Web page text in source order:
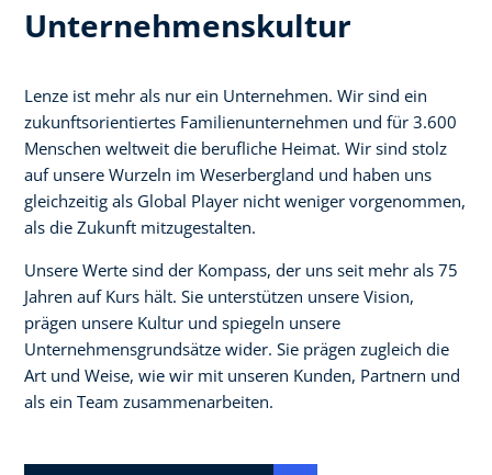
Unternehmenskultur
Lenze ist mehr als nur ein Unternehmen. Wir sind ein
zukunftsorientiertes Familienunternehmen und für 3.600
Menschen weltweit die berufliche Heimat. Wir sind stolz
auf unsere Wurzeln im Weserbergland und haben uns
gleichzeitig als Global Player nicht weniger vorgenommen,
als die Zukunft mitzugestalten.
Unsere Werte sind der Kompass, der uns seit mehr als 75
Jahren auf Kurs hält. Sie unterstützen unsere Vision,
prägen unsere Kultur und spiegeln unsere
Unternehmensgrundsätze wider. Sie prägen zugleich die
Art und Weise, wie wir mit unseren Kunden, Partnern und
als ein Team zusammenarbeiten.